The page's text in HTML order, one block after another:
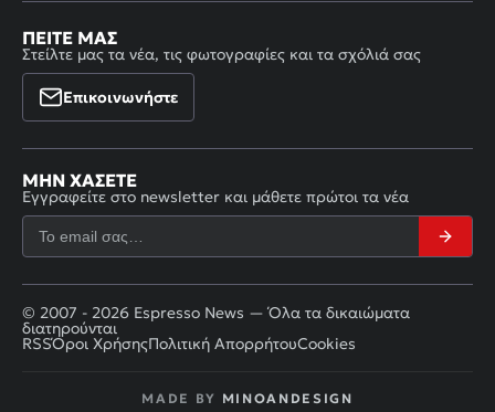
ΠΕΊΤΕ ΜΑΣ
Στείλτε μας τα νέα, τις φωτογραφίες και τα σχόλιά σας
Επικοινωνήστε
ΜΗΝ ΧΆΣΕΤΕ
Εγγραφείτε στο newsletter και μάθετε πρώτοι τα νέα
© 2007 - 2026 Espresso News — Όλα τα δικαιώματα
διατηρούνται
RSSΌροι ΧρήσηςΠολιτική ΑπορρήτουCookies
MADE BY MINOANDESIGN